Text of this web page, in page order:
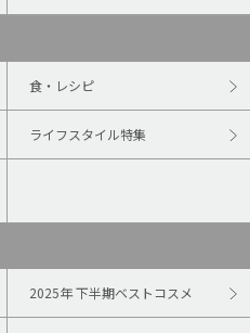
食・レシピ
ライフスタイル特集
2025年 下半期ベストコスメ